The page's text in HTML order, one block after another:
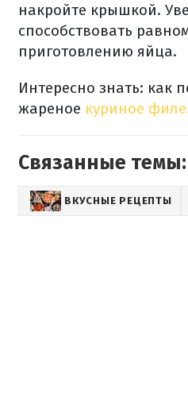
накройте крышкой.
способствовать
приготовлению яйца.
Интересно знать: как
жареное куриное
Связанные темы:
ВКУСНЫЕ РЕЦЕПТЫ